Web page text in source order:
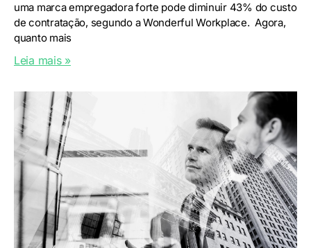
uma marca empregadora forte pode diminuir 43% do custo
de contratação, segundo a Wonderful Workplace. Agora,
quanto mais
Leia mais »